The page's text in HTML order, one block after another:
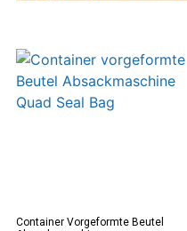
Container Vorgeformte Beutel